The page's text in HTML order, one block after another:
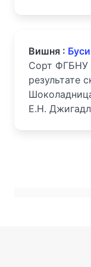
Вишня :
Сорт ФГБНУ
результате
Е.Н.